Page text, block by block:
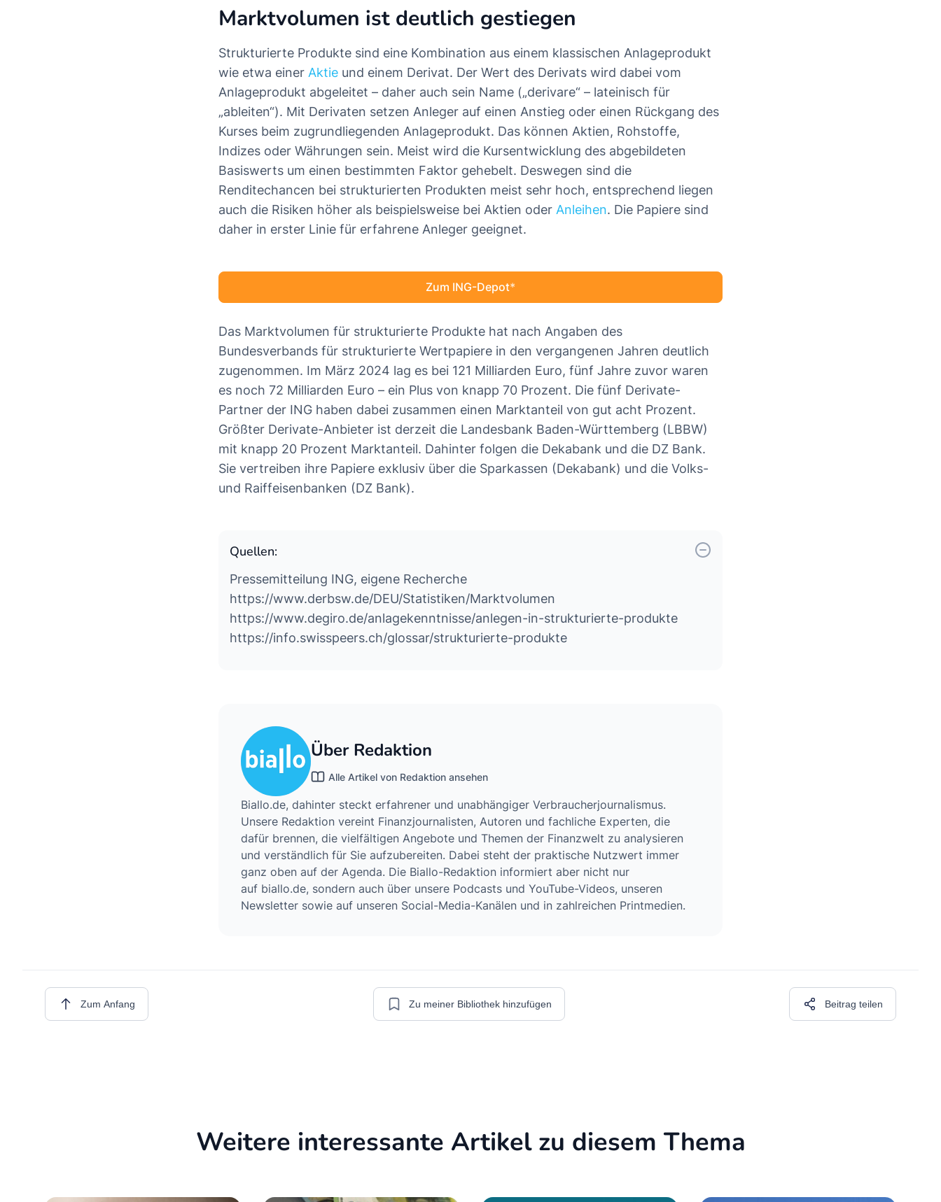
Marktvolumen ist deutlich gestiegen
Strukturierte Produkte sind eine Kombination aus einem klassischen Anlageprodukt
wie etwa einer Aktie und einem Derivat. Der Wert des Derivats wird dabei vom
Anlageprodukt abgeleitet – daher auch sein Name („derivare“ – lateinisch für
„ableiten“). Mit Derivaten setzen Anleger auf einen Anstieg oder einen Rückgang des
Kurses beim zugrundliegenden Anlageprodukt. Das können Aktien, Rohstoffe,
Indizes oder Währungen sein. Meist wird die Kursentwicklung des abgebildeten
Basiswerts um einen bestimmten Faktor gehebelt. Deswegen sind die
Renditechancen bei strukturierten Produkten meist sehr hoch, entsprechend liegen
auch die Risiken höher als beispielsweise bei Aktien oder Anleihen. Die Papiere sind
daher in erster Linie für erfahrene Anleger geeignet.
Zum ING-Depot
Das Marktvolumen für strukturierte Produkte hat nach Angaben des
Bundesverbands für strukturierte Wertpapiere in den vergangenen Jahren deutlich
zugenommen. Im März 2024 lag es bei 121 Milliarden Euro, fünf Jahre zuvor waren
es noch 72 Milliarden Euro – ein Plus von knapp 70 Prozent. Die fünf Derivate-
Partner der ING haben dabei zusammen einen Marktanteil von gut acht Prozent.
Größter Derivate-Anbieter ist derzeit die Landesbank Baden-Württemberg (LBBW)
mit knapp 20 Prozent Marktanteil. Dahinter folgen die Dekabank und die DZ Bank.
Sie vertreiben ihre Papiere exklusiv über die Sparkassen (Dekabank) und die Volks-
und Raiffeisenbanken (DZ Bank).
Quellen:
Pressemitteilung ING, eigene Recherche
https://www.derbsw.de/DEU/Statistiken/Marktvolumen
https://www.degiro.de/anlagekenntnisse/anlegen-in-strukturierte-produkte
https://info.swisspeers.ch/glossar/strukturierte-produkte
Über Redaktion
Alle Artikel von Redaktion ansehen
Biallo.de, dahinter steckt erfahrener und unabhängiger Verbraucherjournalismus.
Unsere Redaktion vereint Finanzjournalisten, Autoren und fachliche Experten, die
dafür brennen, die vielfältigen Angebote und Themen der Finanzwelt zu analysieren
und verständlich für Sie aufzubereiten. Dabei steht der praktische Nutzwert immer
ganz oben auf der Agenda. Die Biallo-Redaktion informiert aber nicht nur
auf biallo.de, sondern auch über unsere Podcasts und YouTube-Videos, unseren
Newsletter sowie auf unseren Social-Media-Kanälen und in zahlreichen Printmedien.
Zum Anfang Zu meiner Bibliothek hinzufügen Beitrag teilen
Weitere interessante Artikel zu diesem Thema